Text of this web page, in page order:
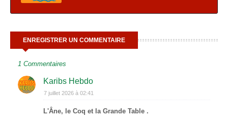
ENREGISTRER UN COMMENTAIRE
1 Commentaires
Karibs Hebdo
7 juillet 2026 à 02:41
L'Âne, le Coq et la Grande Table .